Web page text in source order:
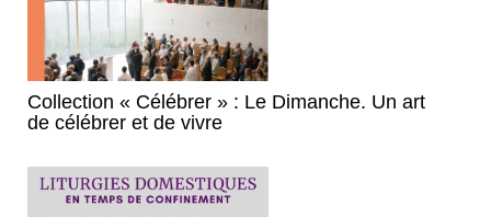
Collection « Célébrer » : Le Dimanche. Un art
de célébrer et de vivre